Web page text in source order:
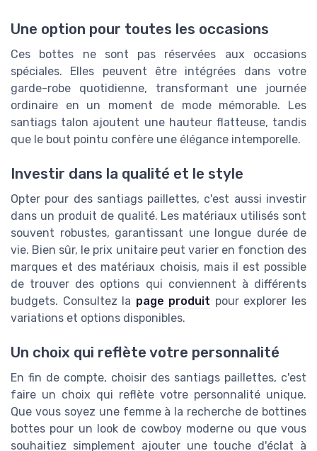
Une option pour toutes les occasions
Ces bottes ne sont pas réservées aux occasions
spéciales. Elles peuvent être intégrées dans votre
garde-robe quotidienne, transformant une journée
ordinaire en un moment de mode mémorable. Les
santiags talon ajoutent une hauteur flatteuse, tandis
que le bout pointu confère une élégance intemporelle.
Investir dans la qualité et le style
Opter pour des santiags paillettes, c'est aussi investir
dans un produit de qualité. Les matériaux utilisés sont
souvent robustes, garantissant une longue durée de
vie. Bien sûr, le prix unitaire peut varier en fonction des
marques et des matériaux choisis, mais il est possible
de trouver des options qui conviennent à différents
budgets. Consultez la page produit pour explorer les
variations et options disponibles.
Un choix qui reflète votre personnalité
En fin de compte, choisir des santiags paillettes, c'est
faire un choix qui reflète votre personnalité unique.
Que vous soyez une femme à la recherche de bottines
bottes pour un look de cowboy moderne ou que vous
souhaitiez simplement ajouter une touche d'éclat à